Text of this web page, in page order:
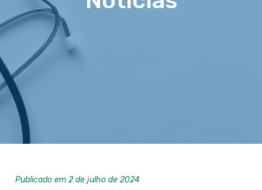
Publicado em 2 de julho de 2024